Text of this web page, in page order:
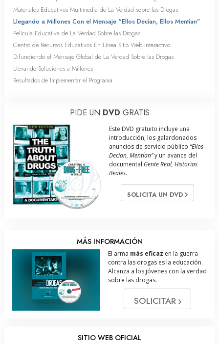
Materiales Educativos Multimedia de La Verdad sobre las Drogas
Llegando a Millones Con el Mensaje “Ellos Decían, Ellos Mentían”
Película Educativa de La Verdad Sobre las Drogas
Centro de Recursos Educativos En Línea Sitio Web Interactivo
Difundiendo el Mensaje Global de La Verdad Sobre las Drogas
Llevando Soluciones a Millones
Resultados de Implementar el Programa
PIDE UN DVD GRATIS
Este DVD gratuito incluye una
introducción, los galardonados
anuncios de servicio público “Ellos
Decían, Mentían”y un avance del
documental Gente Real, Historias
Reales.
SOLICITA UN DVD
MÁS INFORMACIÓN
El arma más eficaz en la guerra
contra las drogas es la educación.
Alcanza a los jóvenes con la verdad
sobre las drogas.
SOLICITAR
SITIO WEB OFICIAL